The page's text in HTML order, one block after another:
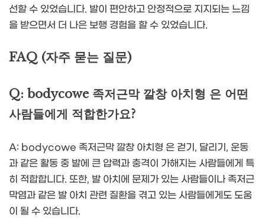
선할 수 있었습니다. 발이 편안하고 안정적으로 지지되는 느낌
을 받으면서 더 나은 보행 경험을 할 수 있었습니다.
FAQ (자주 묻는 질문)
Q: bodycowe 족저근막 깔창 아치형 은 어떤
사람들에게 적합한가요?
A: bodycowe 족저근막 깔창 아치형 은 걷기, 달리기, 운동
과 같은 활동 중 발에 큰 압력과 충격이 가해지는 사람들에게 특
히 적합합니다. 또한, 발 아치에 문제가 있는 사람들이나 족저근
막염과 같은 발 아치 관련 질환을 겪고 있는 사람들에게도 도움
이 될 수 있습니다.